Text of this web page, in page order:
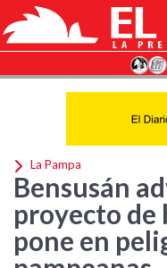
La Pampa
Bensusán
proyecto de
pone en